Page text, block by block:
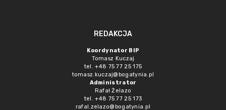
REDAKCJA
Koordynator BIP
Tomasz Kuczaj
tel. +48 75 77 25 175
tomasz.kuczaj@bogatynia.pl
Administrator
Rafał Żelazo
tel. +48 75 77 25 173
rafal.zelazo@bogatynia.pl